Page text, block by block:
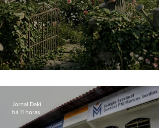
Jornal Daki
há 11 horas